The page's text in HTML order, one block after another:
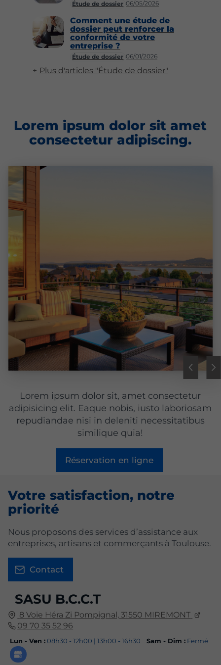
Étude de dossier 06/05/2026
Étude de dossier 06/01/2026
Comment une étude de
dossier peut renforcer la
conformité de votre
entreprise ?
Plus d'articles "Étude de dossier"
Lorem ipsum dolor sit amet
consectetur adipiscing.
Lorem ipsum dolor sit, amet consectetur
adipisicing elit. Eaque nobis, iusto laboriosam
repudiandae nisi in deleniti necessitatibus
similique quia!
Réservation en ligne
SASU B.C.C.T
8 Voie Héra Zi Pompignal, 31550 MIREMONT
09 70 35 52 96
Lun - Ven :08h30 - 12h00 | 13h00 - 16h30 Sam - Dim : Fermé
Votre satisfaction, notre
priorité
Nous proposons des services d’assistance aux
entreprises, artisans et commerçants à Toulouse.
Contact